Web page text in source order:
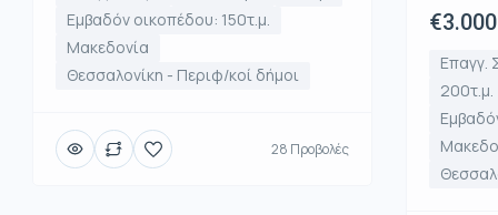
Εμβαδόν οικοπέδου: 150τ.μ.
Μακεδονία
Θεσσαλονίκη - Περιφ/κοί δήμοι
28 Προβολές
Επαγγ.
200τ.μ.